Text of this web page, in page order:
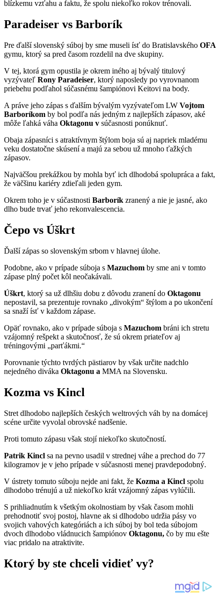
blízkemu vzťahu a faktu, že spolu niekoľko rokov trénovali.
Paradeiser vs Barborík
Pre ďalší slovenský súboj by sme museli ísť do Bratislavského OFA
gymu, ktorý sa pred časom rozdelil na dve skupiny.
V tej, ktorá gym opustila je okrem iného aj bývalý titulový
vyzývateľ Rony Paradeiser, ktorý naposledy po vyrovnanom
priebehu podľahol súčasnému šampiónovi Keitovi na body.
A práve jeho zápas s ďalším bývalým vyzývateľom LW Vojtom
Barboríkom by bol podľa nás jedným z najlepších zápasov, aké
môže ľahká váha Oktagonu v súčasnosti ponúknuť.
Obaja zápasníci s atraktívnym štýlom boja sú aj napriek mladému
veku dostatočne skúsení a majú za sebou už mnoho ťažkých
zápasov.
Najväčšou prekážkou by mohla byť ich dlhodobá spolupráca a fakt,
že väčšinu kariéry zdieľali jeden gym.
Okrem toho je v súčastnosti Barborík zranený a nie je jasné, ako
dlho bude trvať jeho rekonvalescencia.
Čepo vs Úškrt
Ďalší zápas so slovenským srbom v hlavnej úlohe.
Podobne, ako v prípade súboja s Mazuchom by sme ani v tomto
zápase plný počet kôl neočakávali.
Úškrt, ktorý sa už dlhšiu dobu z dôvodu zranení do Oktagonu
nepostavil, sa prezentuje rovnako „divokým“ štýlom a po ukončení
sa snaží ísť v každom zápase.
Opäť rovnako, ako v prípade súboja s Mazuchom bráni ich stretu
vzájomný rešpekt a skutočnosť, že sú okrem priateľov aj
tréningovými „parťákmi.“
Porovnanie týchto tvrdých pästiarov by však určite nadchlo
nejedného diváka Oktagonu a MMA na Slovensku.
Kozma vs Kincl
Stret dlhodobo najlepších českých weltrových váh by na domácej
scéne určite vyvolal obrovské nadšenie.
Proti tomuto zápasu však stojí niekoľko skutočností.
Patrik Kincl sa na pevno usadil v strednej váhe a prechod do 77
kilogramov je v jeho prípade v súčasnosti menej pravdepodobný.
V ústrety tomuto súboju nejde ani fakt, že Kozma a Kincl spolu
dlhodobo trénujú a už niekoľko krát vzájomný zápas vylúčili.
S prihliadnutím k všetkým okolnostiam by však časom mohli
prehodnotiť svoj postoj, hlavne ak si dlhodobo udržia pásy vo
svojich vahových kategóriách a ich súboj by bol teda súbojom
dvoch dlhodobo vládnucich šampiónov Oktagonu, čo by mu ešte
viac pridalo na atraktivite.
Ktorý by ste chceli vidieť vy?